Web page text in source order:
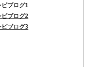
ピブログ1
ピブログ2
ピブログ3